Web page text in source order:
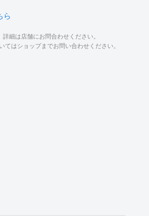
ら
細は店舗にお問合わせください。
はショップまでお問い合わせください。